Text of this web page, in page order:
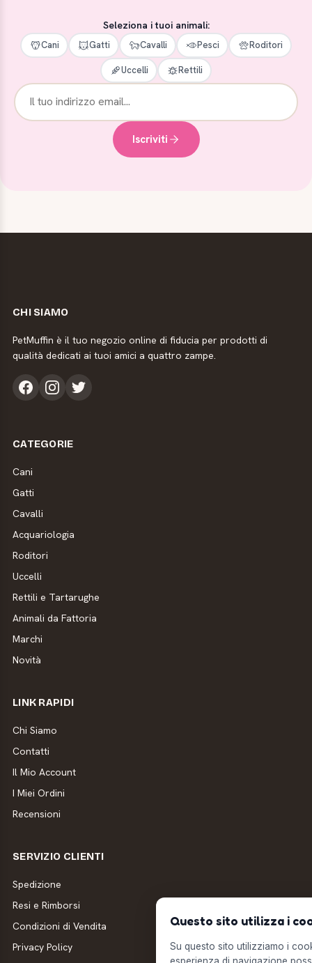
Seleziona i tuoi animali:
Cani Gatti Cavalli Pesci Roditori
Uccelli Rettili
Iscriviti
CHI SIAMO
PetMuffin è il tuo negozio online di fiducia per prodotti di
qualità dedicati ai tuoi amici a quattro zampe.
CATEGORIE
Cani
Gatti
Cavalli
Acquariologia
Roditori
Uccelli
Rettili e Tartarughe
Animali da Fattoria
Marchi
Novità
LINK RAPIDI
Chi Siamo
Contatti
Il Mio Account
I Miei Ordini
Recensioni
SERVIZIO CLIENTI
Spedizione
Resi e Rimborsi
Condizioni di Vendita
Privacy Policy
Questo sito utilizza i
Su questo sito utilizziamo i